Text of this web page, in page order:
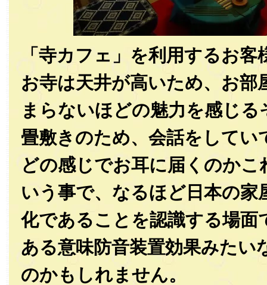
「寺カフェ」を利用するお
お寺は天井が高いため、お部
まらないほどの魅力を感じ
畳敷きのため、会話をしてい
どの感じでお耳に届くのかこ
いう事で、なるほど日本の家
化であることを認識する場面
ある意味防音装置効果みたい
のかもしれません。